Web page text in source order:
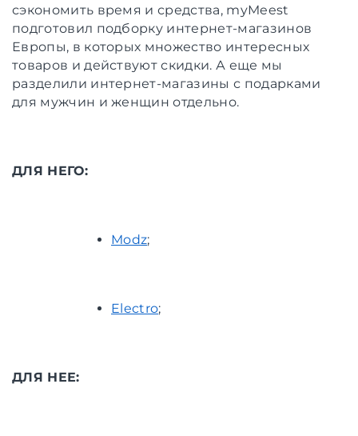
сэкономить время и средства, myMeest
подготовил подборку интернет-магазинов
Европы, в которых множество интересных
товаров и действуют скидки. А еще мы
разделили интернет-магазины с подарками
для мужчин и женщин отдельно.
ДЛЯ НЕГО:
Modz;
Electro;
ДЛЯ НЕЕ: